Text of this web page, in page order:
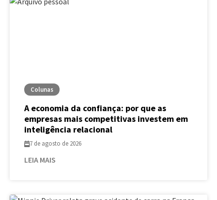
Colunas
A economia da confiança: por que as
empresas mais competitivas investem em
inteligência relacional
7 de agosto de 2026
LEIA MAIS